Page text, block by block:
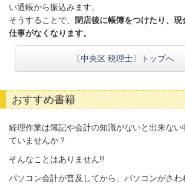
い通帳から振込みます。
そうすることで、
閉店後に帳簿をつけたり、
仕事がなくなります。
〔中央区 税理士〕トップへ
おすすめ書籍
経理作業は簿記や会計の知識がないと出来ない
ていませんか？
そんなことはありません!!
パソコン会計が普及してから、パソコンがさわ